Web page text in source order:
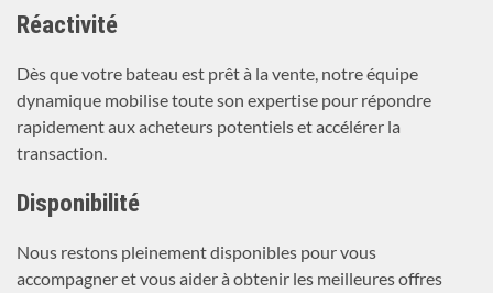
Réactivité
Dès que votre bateau est prêt à la vente, notre équipe
dynamique mobilise toute son expertise pour répondre
rapidement aux acheteurs potentiels et accélérer la
transaction.
Disponibilité
Nous restons pleinement disponibles pour vous
accompagner et vous aider à obtenir les meilleures offres